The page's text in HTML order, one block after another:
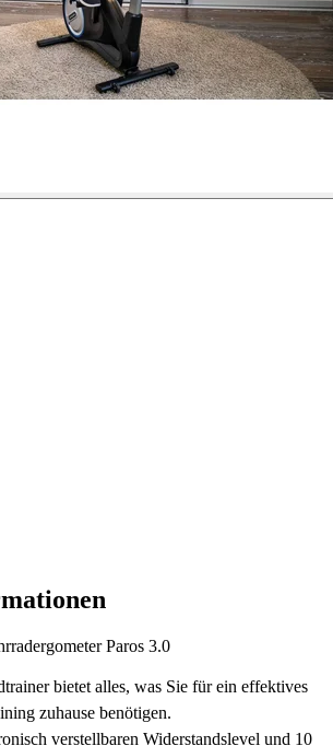
Paros 3.0
bietet alles, was Sie für ein effektives
zuhause benötigen.
verstellbaren Widerstandslevel und 10